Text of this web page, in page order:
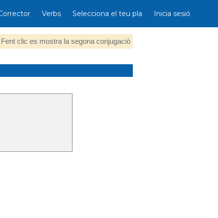
Verbs Selecciona el teu pla Inicia sesió
Fent clic es mostra la segona conjugació